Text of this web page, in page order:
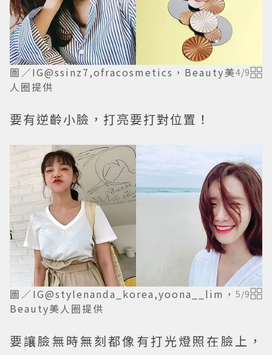
圖／IG@ssinz7,ofracosmetics，Beauty美
人圈提供
4/9
要有逆齡小臉，打亮要打對位置！
圖／IG@stylenanda_korea,yoona__lim，
Beauty美人圈提供
5/9
要讓臉無時無刻都像有打光燈照在臉上，